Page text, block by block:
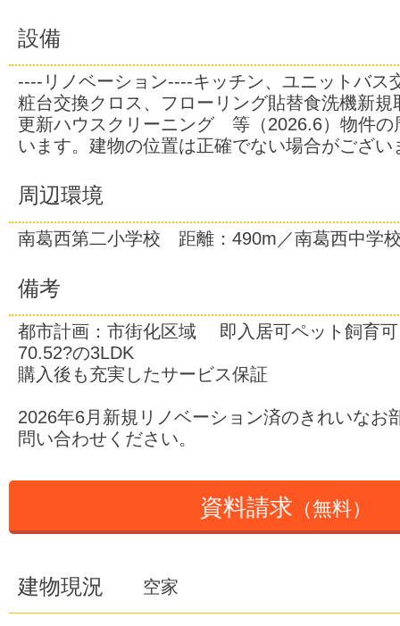
設備
----リノベーション----キッチン、ユニットバス
粧台交換クロス、フローリング貼替食洗機新規
更新ハウスクリーニング 等（2026.6）物件の
います。建物の位置は正確でない場合がござい
周辺環境
南葛西第二小学校 距離：490m／南葛西中学
備考
都市計画：市街化区域 即入居可ペット飼育可
70.52?の3LDK
購入後も充実したサービス保証
2026年6月新規リノベーション済のきれいなお
問い合わせください。
資料請求 （無料）
建物現況 空家